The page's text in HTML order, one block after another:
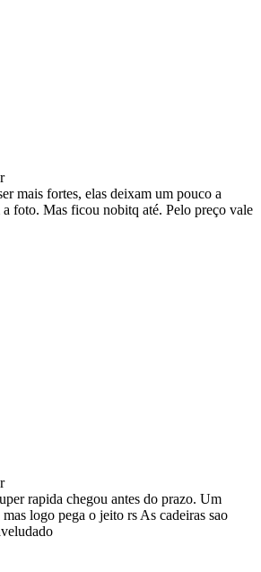
mais fortes, elas deixam um pouco a
a foto. Mas ficou nobitq até. Pelo preço vale
rapida chegou antes do prazo. Um
logo pega o jeito rs As cadeiras sao